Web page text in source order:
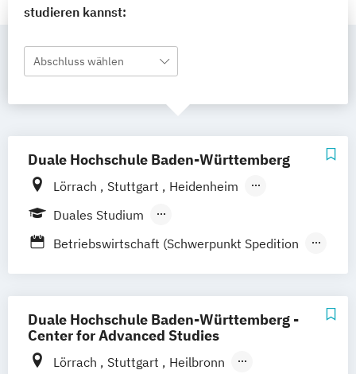
studieren kannst:
Abschluss wählen
Duale Hochschule Baden-Württemberg
Lörrach Stuttgart
Heidenheim
Heilbronn
Mannheim
Villingen-Schwennigen
Duales Studium
Berufsbegleitendes Präsenzstudium
Betriebswirtschaft (Schwerpunkt Spedition
Supply Chain Management
Logistik und Produktion)
Duale Hochschule Baden-Württemberg -
Center for Advanced Studies
Lörrach Stuttgart
Heilbronn